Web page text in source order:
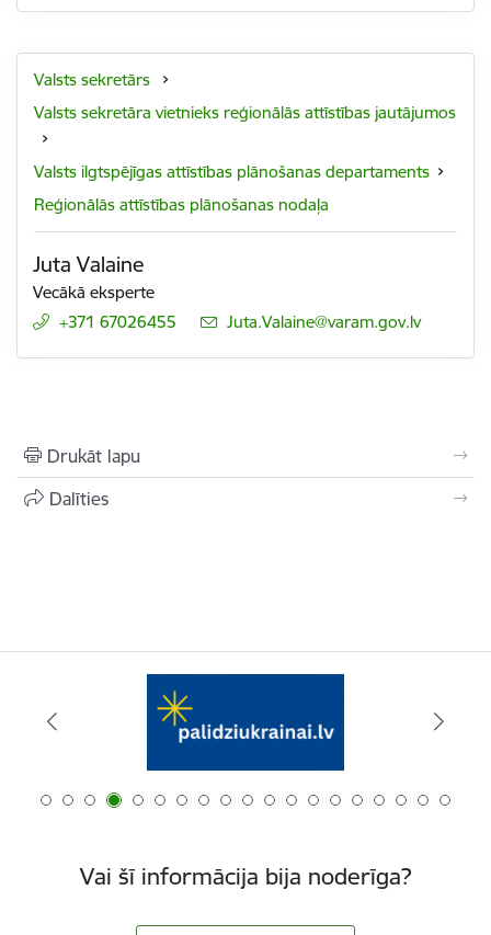
Valsts sekretārs
Valsts sekretāra vietnieks reģionālās attīstības jautājumos
Valsts ilgtspējīgas attīstības plānošanas departaments
Reģionālās attīstības plānošanas nodaļa
Juta Valaine
Vecākā eksperte
+371 67026455
E-pasts:
Juta.Valaine@varam.gov.lv
Drukāt lapu
Dalīties
Vai šī informācija bija noderīga?